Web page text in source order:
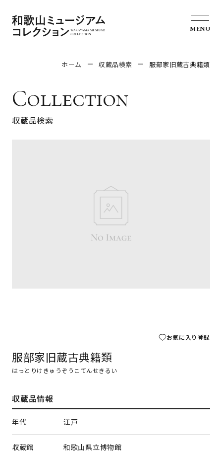
MENU
ホーム 収蔵品検索 服部家旧蔵古典籍類
Collection
収蔵品検索
お気に入り登録
服部家旧蔵古典籍類
はっとりけきゅうぞうこてんせきるい
収蔵品情報
年代 江戸
収蔵館 和歌山県立博物館